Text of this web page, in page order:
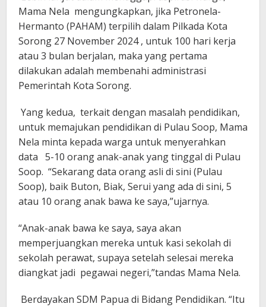
Mama Nela mengungkapkan, jika Petronela-
Hermanto (PAHAM) terpilih dalam Pilkada Kota
Sorong 27 November 2024 , untuk 100 hari kerja
atau 3 bulan berjalan, maka yang pertama
dilakukan adalah membenahi administrasi
Pemerintah Kota Sorong.
Yang kedua, terkait dengan masalah pendidikan,
untuk memajukan pendidikan di Pulau Soop, Mama
Nela minta kepada warga untuk menyerahkan
data 5-10 orang anak-anak yang tinggal di Pulau
Soop. “Sekarang data orang asli di sini (Pulau
Soop), baik Buton, Biak, Serui yang ada di sini, 5
atau 10 orang anak bawa ke saya,”ujarnya.
“Anak-anak bawa ke saya, saya akan
memperjuangkan mereka untuk kasi sekolah di
sekolah perawat, supaya setelah selesai mereka
diangkat jadi pegawai negeri,”tandas Mama Nela.
Berdayakan SDM Papua di Bidang Pendidikan. “Itu